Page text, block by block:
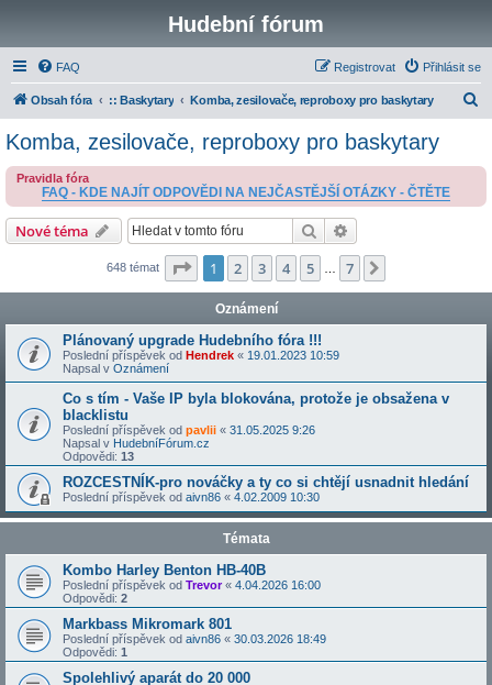
Hudební fórum
FAQ Přihlásit se
Registrovat
Obsah fóra :: Baskytary Komba, zesilovače, reproboxy pro baskytary
a
Komba, zesilovače, reproboxy pro baskytary
Pravidla fóra
FAQ - KDE NAJÍT ODPOVĚDI NA NEJČASTĚJŠÍ OTÁZKY - ČTĚTE
Nové téma Hledat
648 témat Stránka z
1 2 3 4 5 7
Oznámení
Plánovaný upgrade Hudebního fóra !!!
Poslední příspěvek od Hendrek « 19.01.2023 10:59
Napsal v Oznámení
Co s tím - Vaše IP byla blokována, protože je obsažena v
blacklistu
Poslední příspěvek od pavlii « 31.05.2025 9:26
Napsal v HudebníFórum.cz
Odpovědi: 13
ROZCESTNÍK-pro nováčky a ty co si chtějí usnadnit hledání
Poslední příspěvek od aivn86 « 4.02.2009 10:30
Témata
Kombo Harley Benton HB-40B
Poslední příspěvek od Trevor« 4.04.2026 16:00
Odpovědi: 2
Markbass Mikromark 801
Poslední příspěvek od aivn86 « 30.03.2026 18:49
Odpovědi: 1
Spolehlivý aparát do 20 000